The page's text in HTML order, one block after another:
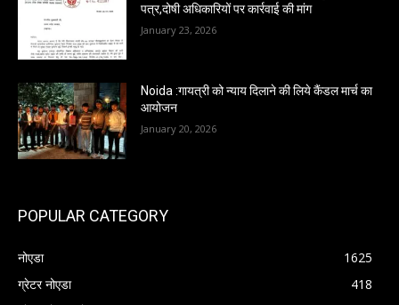
पत्र,दोषी अधिकारियों पर कार्रवाई की मांग
January 23, 2026
Noida :गायत्री को न्याय दिलाने की लिये कैंडल मार्च का
आयोजन
January 20, 2026
POPULAR CATEGORY
नोएडा
1625
ग्रेटर नोएडा
418